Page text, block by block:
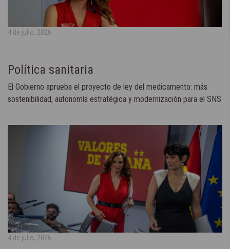
4 de julio, 2026
Política sanitaria
El Gobierno aprueba el proyecto de ley del medicamento: más
sostenibilidad, autonomía estratégica y modernización para el SNS
4 de julio, 2026